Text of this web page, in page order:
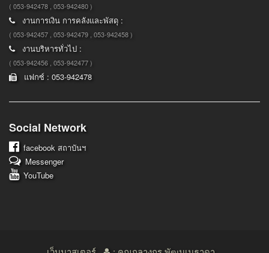
( 053-942478 , 053-942480 )
งานการเงิน การคลังและพัสดุ :
( 053-942457 , 053-942479 , 053-942458 )
งานบริหารทั่วไป :
( 053-942456 , 053-942477 )
แฟกซ์ : 053-942478
Social Network
facebook สถาบันฯ
Messenger
YouTube